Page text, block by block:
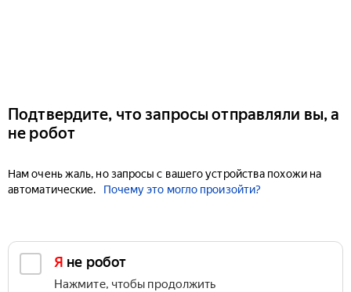
Подтвердите, что запросы отправляли вы, а
не робот
Нам очень жаль, но запросы с вашего устройства похожи на
автоматические.
Почему это могло произойти?
Я не робот
Нажмите, чтобы продолжить